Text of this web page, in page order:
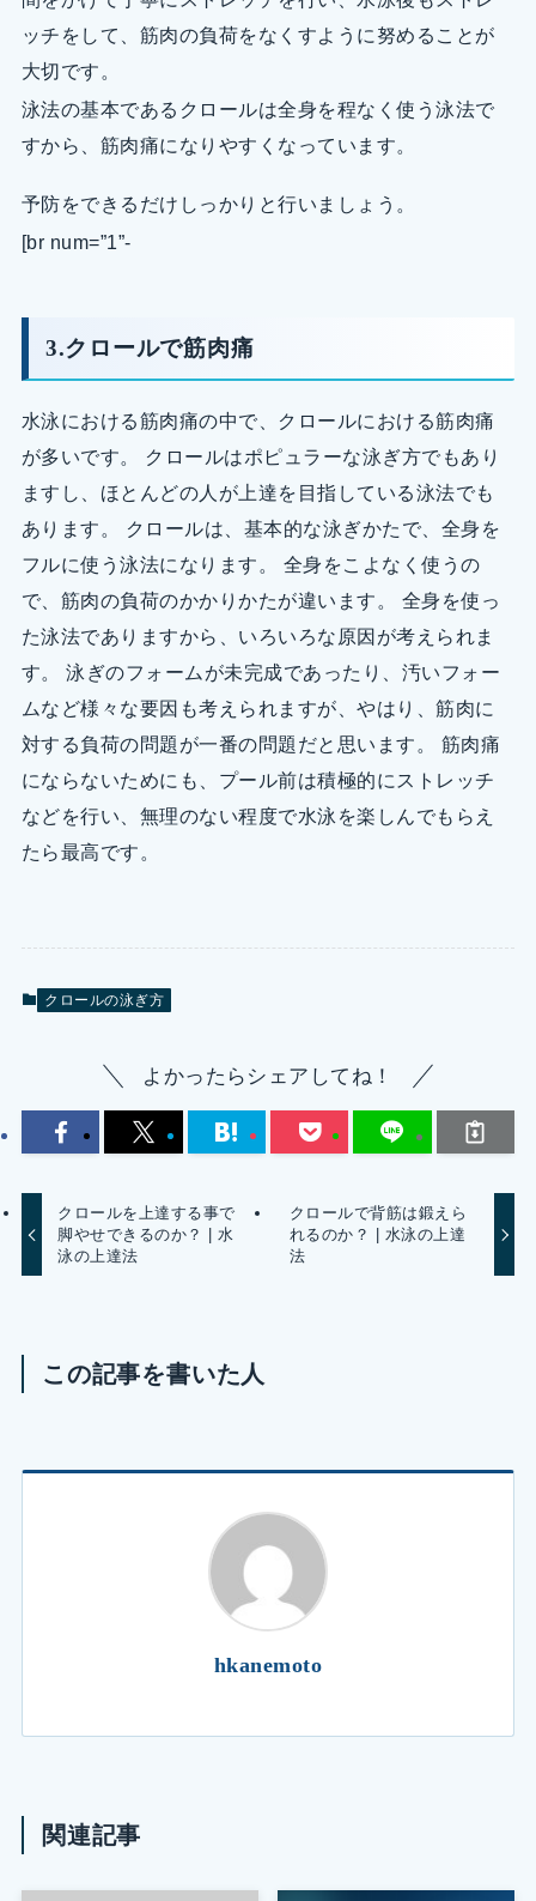
ッチをして、筋肉の負荷をなくすように努めることが
大切です。
泳法の基本であるクロールは全身を程なく使う泳法で
すから、筋肉痛になりやすくなっています。
予防をできるだけしっかりと行いましょう。
[br num=”1”-
3.クロールで筋肉痛
水泳における筋肉痛の中で、クロールにおける筋肉痛
が多いです。 クロールはポピュラーな泳ぎ方でもあり
ますし、ほとんどの人が上達を目指している泳法でも
あります。 クロールは、基本的な泳ぎかたで、全身を
フルに使う泳法になります。 全身をこよなく使うの
で、筋肉の負荷のかかりかたが違います。 全身を使っ
た泳法でありますから、いろいろな原因が考えられま
す。 泳ぎのフォームが未完成であったり、汚いフォー
ムなど様々な要因も考えられますが、やはり、筋肉に
対する負荷の問題が一番の問題だと思います。 筋肉痛
にならないためにも、プール前は積極的にストレッチ
などを行い、無理のない程度で水泳を楽しんでもらえ
たら最高です。
クロールの泳ぎ方
よかったらシェアしてね！
クロールを上達する事で
脚やせできるのか？ | 水
泳の上達法
クロールで背筋は鍛えら
れるのか？ | 水泳の上達
法
この記事を書いた人
hkanemoto
関連記事